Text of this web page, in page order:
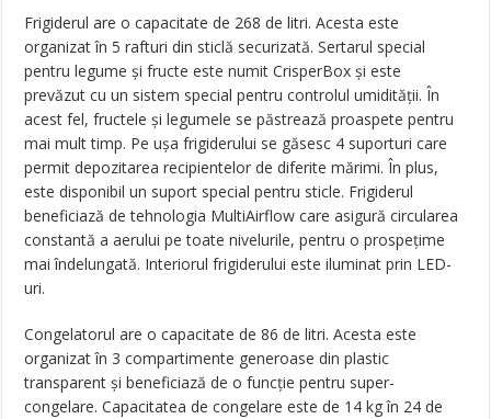
Frigiderul are o capacitate de 268 de litri. Acesta este
organizat în 5 rafturi din sticlă securizată. Sertarul special
pentru legume și fructe este numit CrisperBox și este
prevăzut cu un sistem special pentru controlul umidității. În
acest fel, fructele și legumele se păstrează proaspete pentru
mai mult timp. Pe ușa frigiderului se găsesc 4 suporturi care
permit depozitarea recipientelor de diferite mărimi. În plus,
este disponibil un suport special pentru sticle. Frigiderul
beneficiază de tehnologia MultiAirflow care asigură circularea
constantă a aerului pe toate nivelurile, pentru o prospețime
mai îndelungată. Interiorul frigiderului este iluminat prin LED-
uri.
Congelatorul are o capacitate de 86 de litri. Acesta este
organizat în 3 compartimente generoase din plastic
transparent și beneficiază de o funcție pentru super-
congelare. Capacitatea de congelare este de 14 kg în 24 de